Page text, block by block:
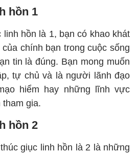
hồn 1
hồn là 1, bạn có khao khát
chính bạn trong cuộc sống
tin là đúng. Bạn mong muốn
tự chủ và là người lãnh đạo
hiểm hay những lĩnh vực
tham gia.
hồn 2
giục linh hồn là 2 là những